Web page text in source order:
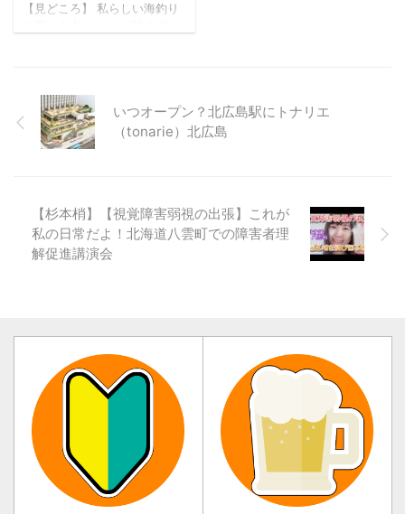
さを伝えたり宅飲みしたり、
バリアフリーのお店で飲んだ
...
【見どころ】 私らしい海釣り
は海がこんな風に見える！】
北海道余市町の漁港で海釣り&
バーベキューを堪能！ こちら
のさつのもSNSもチェック!!
情報は用意中 杉本梢とは？ 杉
本梢 すぎもとこずえです。私
は生まれつき視覚に障害をも
いつオープン？北広島駅にトナリエ
（tonarie）北広島
【杉本梢】【視覚障害弱視の出張】これが
私の日常だよ！北海道八雲町での障害者理
解促進講演会